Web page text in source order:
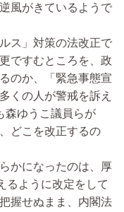
風がきているようで
ス」対策の法改正で
ですむところを、政
のか、「緊急事態宣
くの人が警戒を訴え
森ゆうこ議員らが
どこを改正するの
かになったのは、厚
るように改定をして
握せぬまま、内閣法